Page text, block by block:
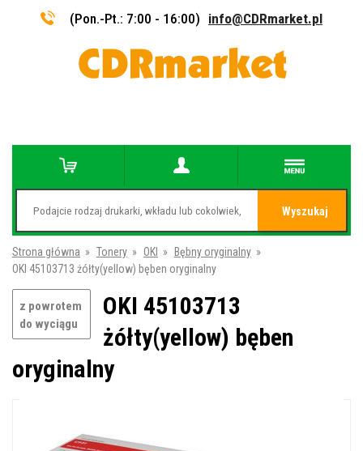
(Pon.-Pt.: 7:00 - 16:00) info@CDRmarket.pl
Wyszukaj
Strona główna » Tonery » OKI » Bębny oryginalny »
OKI 45103713 żółty(yellow) bęben oryginalny
z powrotem
do wyciągu
OKI 45103713
żółty(yellow) bęben
oryginalny